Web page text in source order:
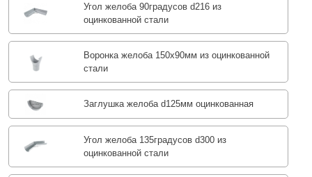
Угол желоба 90градусов d216 из
оцинкованной стали
Воронка желоба 150x90мм из оцинкованной
стали
Заглушка желоба d125мм оцинкованная
Угол желоба 135градусов d300 из
оцинкованной стали